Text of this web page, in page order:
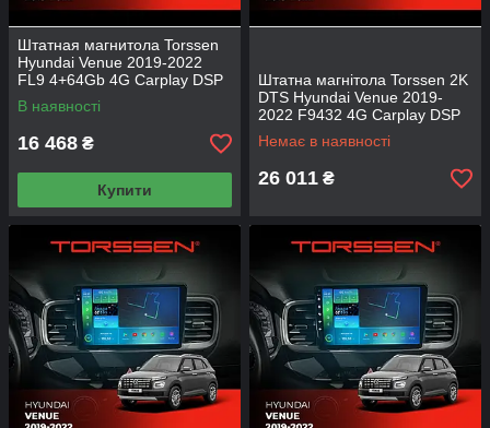
Штатная магнитола Torssen
Hyundai Venue 2019-2022
FL9 4+64Gb 4G Carplay DSP
В наявності
16 468 ₴
Купити
Штатна магнітола Torssen 2K
DTS Hyundai Venue 2019-
2022 F9432 4G Carplay DSP
Немає в наявності
26 011 ₴